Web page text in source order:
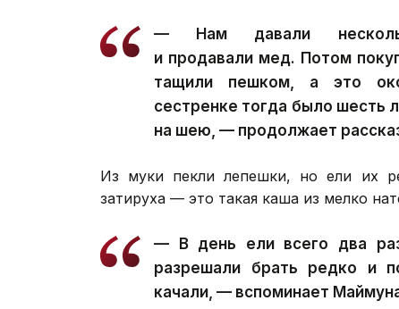
— Нам давали
и продавали мед. Потом
тащили пешком, а это
сестренке тогда было шесть
на шею, — продолжает
Из муки пекли лепешки, но ели их
затируха — это такая каша из мелко
— В день ели всего два
разрешали брать редко и
качали, — вспоминает